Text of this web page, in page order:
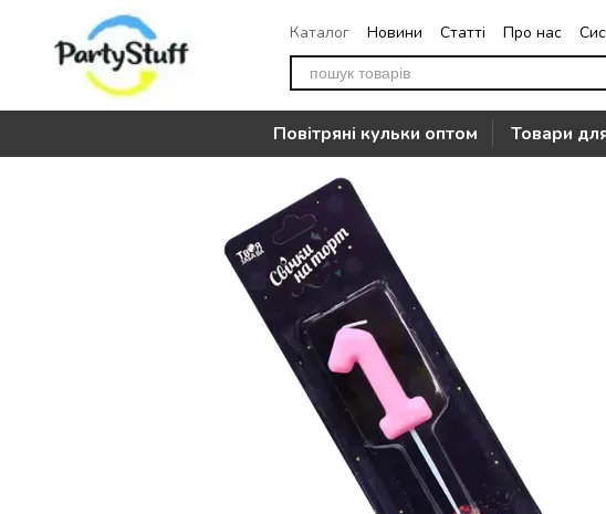
Перейти до основного контенту
Каталог Новини Статті Про нас
Повернення
Контакти Часто
Повітряні кульки оптом Товари